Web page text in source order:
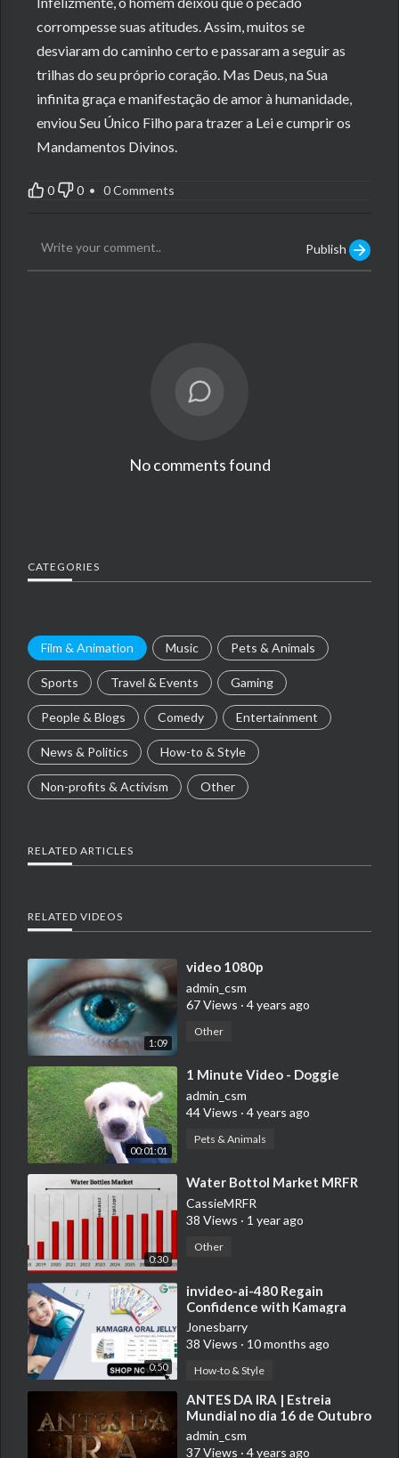
corrompesse suas atitudes. Assim, muitos se
desviaram do caminho certo e passaram a seguir as
trilhas do seu próprio coração. Mas Deus, na Sua
infinita graça e manifestação de amor à humanidade,
enviou Seu Único Filho para trazer a Lei e cumprir os
Mandamentos Divinos.
0 0 • 0 Comments
Publish
No comments found
CATEGORIES
Film & Animation Music Pets & Animals
Sports Travel & Events Gaming
People & Blogs Comedy Entertainment
News & Politics How-to & Style
Non-profits & Activism Other
RELATED ARTICLES
RELATED VIDEOS
1:09
⁣video 1080p
admin_csm
67 Views · 4 years ago
Other
00:01:01
⁣1 Minute Video - Doggie
admin_csm
44 Views · 4 years ago
Pets & Animals
0:30
⁣Water Bottol Market MRFR
CassieMRFR
38 Views · 1 year ago
Other
0:50
⁣invideo-ai-480 Regain
Confidence with Kamagra
Oral Jell 2025-01-04 (1)
Jonesbarry
38 Views · 10 months ago
How-to & Style
⁣ANTES DA IRA | Estreia
Mundial no dia 16 de Outubro
admin_csm
37 Views · 4 years ago